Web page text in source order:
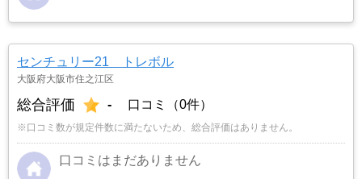
センチュリー21 トレボル
大阪府大阪市住之江区
総合評価 - 口コミ（0件）
※口コミ数が規定件数に満たないため、総合評価はありません。
口コミはまだありません